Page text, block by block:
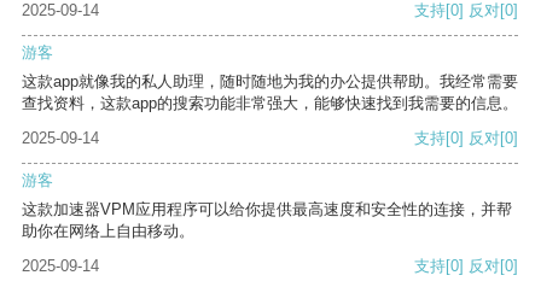
2025-09-14
支持[0] 反对[0]
游客
这款app就像我的私人助理，随时随地为我的办公提供帮助。我经常需要
查找资料，这款app的搜索功能非常强大，能够快速找到我需要的信息。
2025-09-14
支持[0] 反对[0]
游客
这款加速器VPM应用程序可以给你提供最高速度和安全性的连接，并帮
助你在网络上自由移动。
2025-09-14
支持[0] 反对[0]